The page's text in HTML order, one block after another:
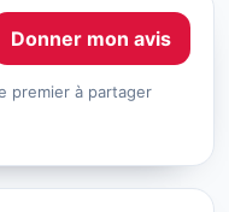
Donner mon avis
premier à partager